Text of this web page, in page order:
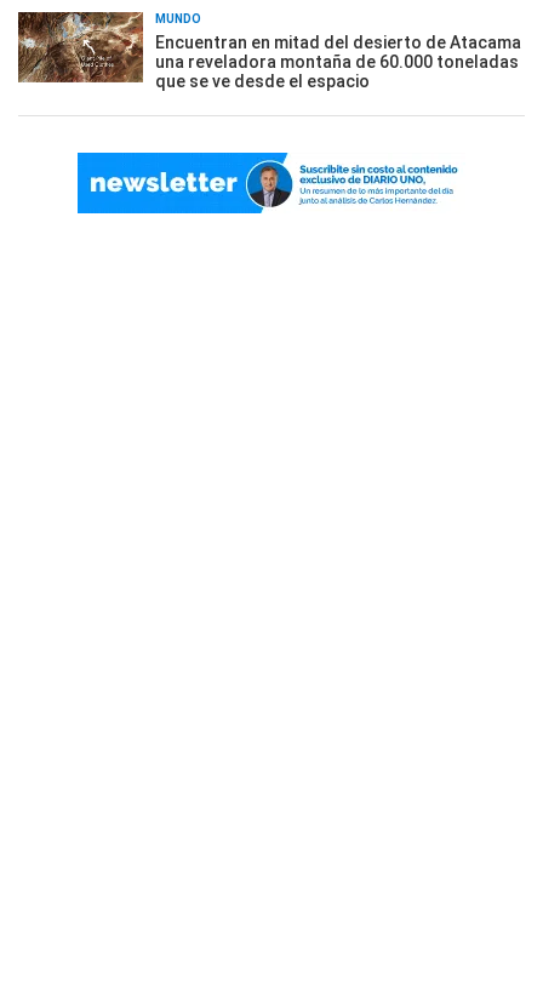
MUNDO
Encuentran en mitad del desierto de Atacama
una reveladora montaña de 60.000 toneladas
que se ve desde el espacio